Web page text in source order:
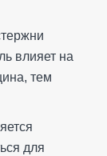
влияет на
тем
для